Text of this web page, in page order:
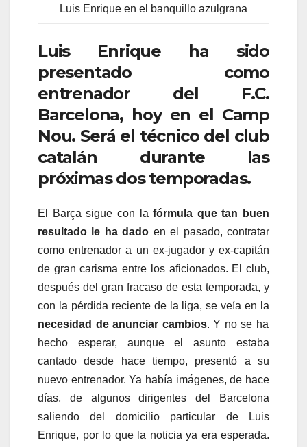
Luis Enrique en el banquillo azulgrana
Luis Enrique ha sido
presentado como
entrenador del F.C.
Barcelona, hoy en el Camp
Nou. Será el técnico del club
catalán durante las
próximas dos temporadas.
El Barça sigue con lafórmula que tan buen
resultado le ha dado en el pasado, contratar
como entrenador a un ex-jugador y ex-capitán
de gran carisma entre los aficionados. El club,
después del gran fracaso de esta temporada, y
con la pérdida reciente de la liga, se veía en la
necesidad de anunciar cambios. Y no se ha
hecho esperar, aunque el asunto estaba
cantado desde hace tiempo, presentó a su
nuevo entrenador. Ya había imágenes, de hace
días, de algunos dirigentes del Barcelona
saliendo del domicilio particular de Luis
Enrique, por lo que la noticia ya era esperada.